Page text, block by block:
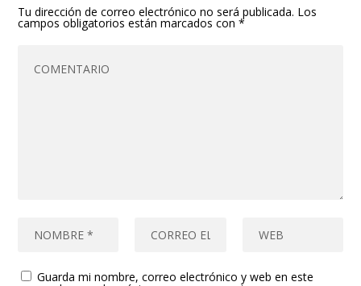
Tu dirección de correo electrónico no será publicada. Los
campos obligatorios están marcados con*
Guarda mi nombre, correo electrónico y web en este